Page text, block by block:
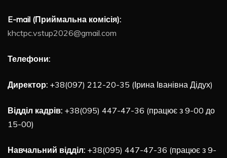
E-mail (Приймальна комісія):
khctpc.vstup2026@gmail.com
Телефони:
Директор: +38(097) 212-20-35 (Ірина Іванівна Дідух)
Відділ кадрів: +38(095) 447-47-36 (працює з 9-00 до
15-00)
Навчальний відділ: +38(095) 447-47-36 (працює з 9-